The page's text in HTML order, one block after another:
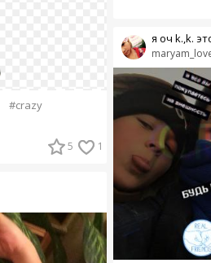
#crazy
5 1
я оч k.,k.